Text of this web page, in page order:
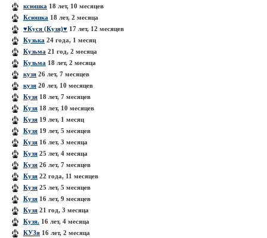
ксюшка 18 лет, 10 месяцев
Ксюшка 18 лет, 2 месяца
♥Куcя (Кузя)♥ 17 лет, 12 месяцев
Кузька 24 года, 1 месяц
Кузьма 21 год, 2 месяца
Кузьма 18 лет, 2 месяца
кузя 26 лет, 7 месяцев
кузя 20 лет, 10 месяцев
Кузя 18 лет, 7 месяцев
Кузя 18 лет, 10 месяцев
Кузя 19 лет, 1 месяц
Кузя 19 лет, 5 месяцев
Кузя 16 лет, 3 месяца
Кузя 25 лет, 4 месяца
Кузя 26 лет, 7 месяцев
Кузя 22 года, 11 месяцев
Кузя 25 лет, 5 месяцев
Кузя 16 лет, 9 месяцев
Кузя 21 год, 3 месяца
Кузя. 16 лет, 4 месяца
КУЗя 16 лет, 2 месяца